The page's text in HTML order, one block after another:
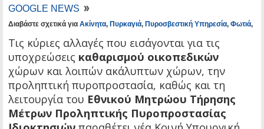
GOOGLE NEWS
Διαβάστε σχετικά για Ακίνητα, Πυρκαγιά, Πυροσβεστική Υπηρεσία, Φωτιά,
Τις κύριες αλλαγές που εισάγονται για τις
υποχρεώσεις καθαρισμού οικοπεδικών
χώρων και λοιπών ακάλυπτων χώρων, την
προληπτική πυροπροστασία, καθώς και τη
λειτουργία του Εθνικού Μητρώου Τήρησης
Μέτρων Προληπτικής Πυροπροστασίας